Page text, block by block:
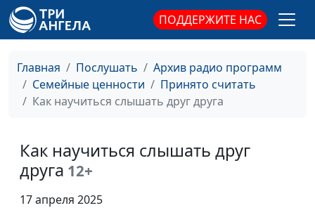
ПОДДЕРЖИТЕ НАС
Главная Послушать
Архив радио программ
Семейные ценности
Принято считать
Как научиться слышать друг друга
Как научиться слышать друг
друга 12+
17 апреля 2025
Влияние экологических
изменений на
человека
Юлия Синицына,
Алина Караченцева,
психолог
#901
Что такое
психосоматика и как это
Юлия Синицына,
Алина Караченцева,
психолог
Псевдопрощение. Как
настоящему